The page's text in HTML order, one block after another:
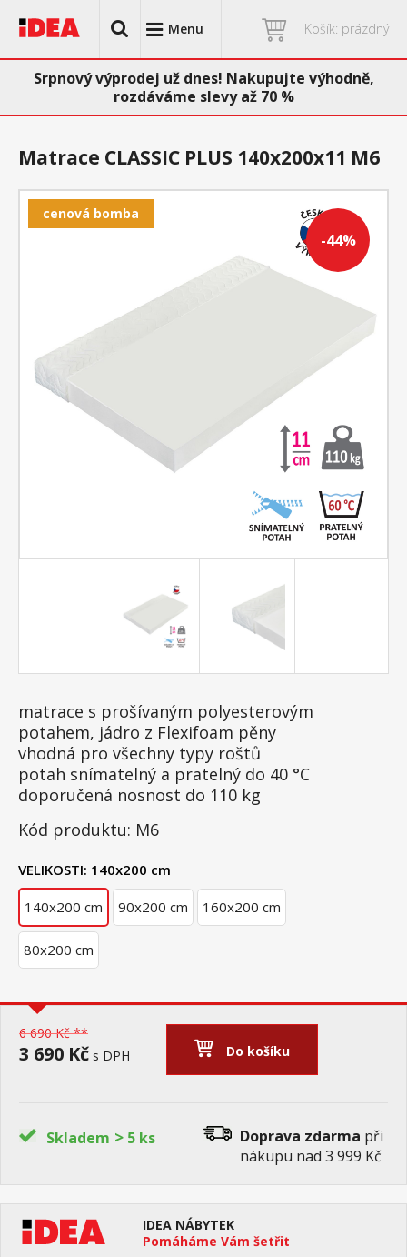
Menu Košík: prázdný
Srpnový výprodej už dnes! Nakupujte výhodně,
rozdáváme slevy až 70 %
-44%
cenová bomba
Matrace CLASSIC PLUS 140x200x11 M6
matrace s prošívaným polyesterovým
potahem, jádro z Flexifoam pěny
vhodná pro všechny typy roštů
potah snímatelný a pratelný do 40 °C
doporučená nosnost do 110 kg
Kód produktu: M6
VELIKOSTI: 140x200 cm
140x200 cm 90x200 cm 160x200 cm
80x200 cm
6 690 Kč **
3 690 Kč s DPH Do košíku
Skladem > 5 ks Doprava zdarma při
nákupu nad 3 999 Kč
IDEA NÁBYTEK
Pomáháme Vám šetřit